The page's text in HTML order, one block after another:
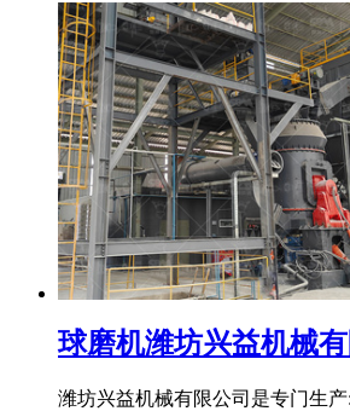
球磨机潍坊兴益机械
潍坊兴益机械有限公司是专门生